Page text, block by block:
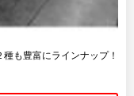
も豊富にラインナップ！